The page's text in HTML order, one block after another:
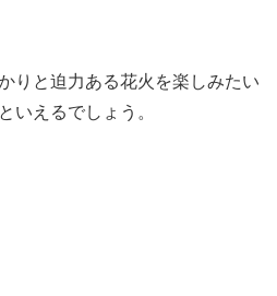
りと迫力ある花火を楽しみたい
いえるでしょう。